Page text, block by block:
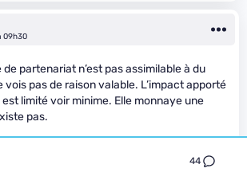
44
09h30
partenariat n’est pas assimilable à du
pas de raison valable. L’impact apporté
limité voir minime. Elle monnaye une
pas.